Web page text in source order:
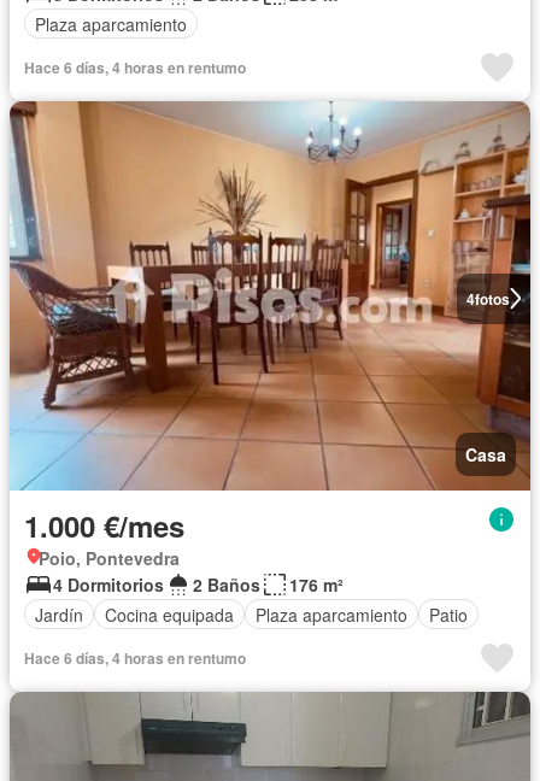
Plaza aparcamiento
Hace 6 días, 4 horas en rentumo
4fotos
Casa
1.000 €/mes
Poio, Pontevedra
4 Dormitorios
2 Baños
176 m²
Jardín
Cocina equipada Plaza aparcamiento Patio
Hace 6 días, 4 horas en rentumo